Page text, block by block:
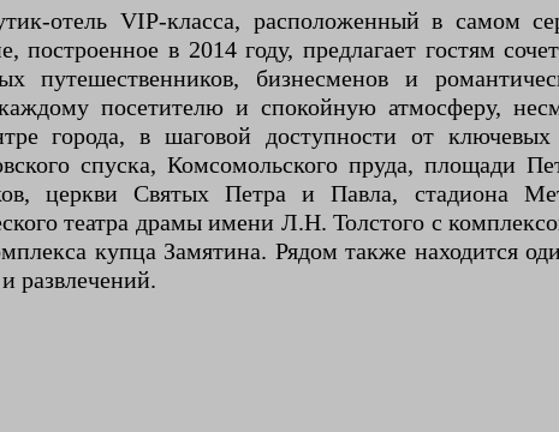
отель VIP-класса, расположенный в самом
построенное в 2014 году, предлагает гостям
путешественников, бизнесменов и
посетителю и спокойную атмосферу,
города, в шаговой доступности от
спуска, Комсомольского пруда, площади
церкви Святых Петра и Павла, стадиона
театра драмы имени Л.Н. Толстого с
купца Замятина. Рядом также находится
развлечений.